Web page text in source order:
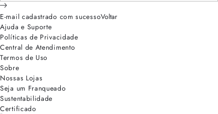
E-mail cadastrado com sucessoVoltar
Ajuda e Suporte
Políticas de Privacidade
Central de Atendimento
Termos de Uso
Sobre
Nossas Lojas
Seja um Franqueado
Sustentabilidade
Certificado